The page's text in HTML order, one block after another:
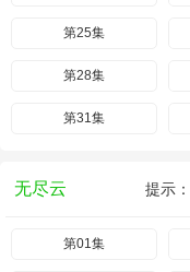
第25集
第28集
第31集
无尽云 提示
第01集